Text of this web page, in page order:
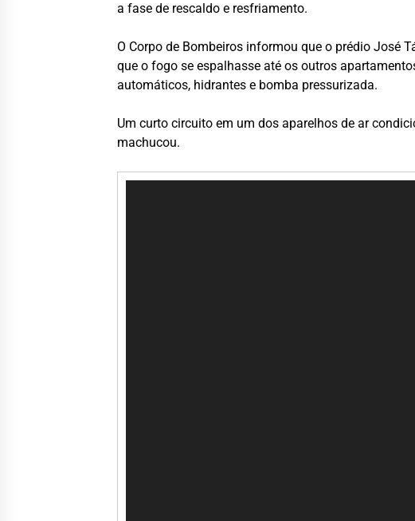
a fase de rescaldo e resfriamento.
O Corpo de Bombeiros informou que o prédio José
que o fogo se espalhasse até os outros
automáticos, hidrantes e bomba pressurizada.
Um curto circuito em um dos aparelhos de ar
machucou.